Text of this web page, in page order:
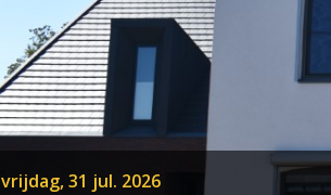
vrijdag, 31 jul. 2026